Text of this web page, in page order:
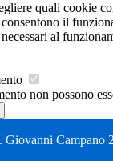
quali cookie
il
al
non possono
Giovanni Campano